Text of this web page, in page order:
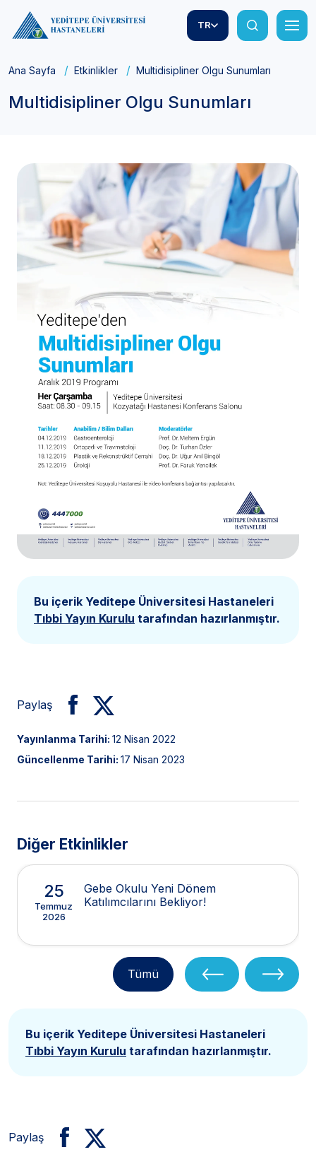
TR
Ana Sayfa Etkinlikler Multidisipliner Olgu Sunumları
Multidisipliner Olgu Sunumları
Bu içerik Yeditepe Üniversitesi Hastaneleri
Tıbbi Yayın Kurulu tarafından hazırlanmıştır.
Paylaş
Yayınlanma Tarihi: 12 Nisan 2022
Güncellenme Tarihi: 17 Nisan 2023
Diğer Etkinlikler
25
Temmuz
2026
Gebe Okulu Yeni Dönem
Katılımcılarını Bekliyor!
Tümü
Bu içerik Yeditepe Üniversitesi Hastaneleri
Tıbbi Yayın Kurulu tarafından hazırlanmıştır.
Paylaş